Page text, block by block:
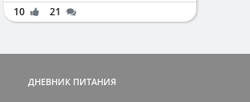
10 21
ДНЕВНИК ПИТАНИЯ